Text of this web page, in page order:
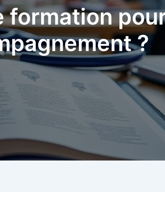
formation
?